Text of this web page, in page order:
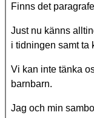
Finns det
Just nu känns
i tidningen samt ta
Vi kan inte tänka
barnbarn.
Jag och min